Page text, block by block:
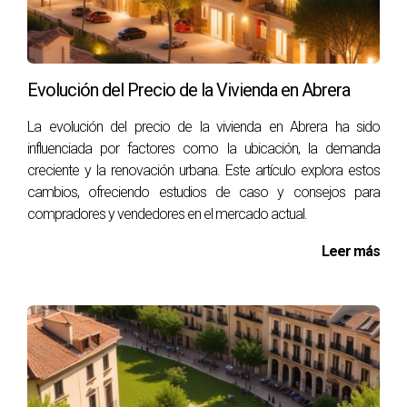
proceso de compra. Los consumidores quieren sentirse
valorados y escuchados. En Martorell, las empresas están
para mejorar esta experiencia.
Las tiendas ofrecen programas de fidelización que
premian a los clientes frecuentes.
El uso de inteligencia artificial permite
recomendaciones personalizadas basadas en
compras anteriores.
entender mejor las necesidades de sus clientes.
href="https://www.forbes.com/">Forbes</a>, "la
personalización puede aumentar la lealtad del cliente hasta
en un 80%". Esto demuestra que invertir en una experiencia
del cliente excepcional puede ser muy beneficioso.
Evolución del Precio de la Vivienda en Abrera
La evolución del precio de la vivienda en Abrera ha sido
influenciada por factores como la ubicación, la demanda
creciente y la renovación urbana. Este artículo explora estos
cambios, ofreciendo estudios de caso y consejos para
compradores y vendedores en el mercado actual.
Leer más